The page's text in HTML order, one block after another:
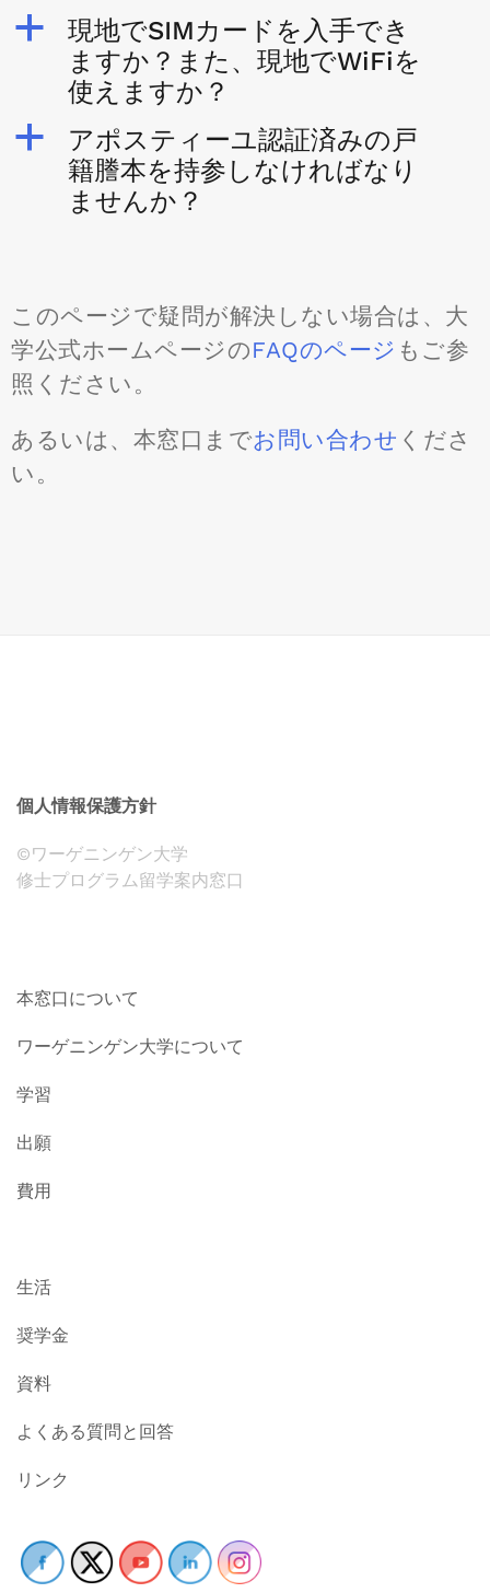
a
現地でSIMカードを入手でき
ますか？また、現地でWiFiを
使えますか？
a
アポスティーユ認証済みの戸
籍謄本を持参しなければなり
ませんか？
このページで疑問が解決しない場合は、大
学公式ホームページのFAQのページ もご参
照ください。
あるいは、本窓口までお問い合わせ くださ
い。
個人情報保護方針
©ワーゲニンゲン大学
修士プログラム留学案内窓口
本窓口について
ワーゲニンゲン大学について
学習
出願
費用
生活
奨学金
資料
よくある質問と回答
リンク